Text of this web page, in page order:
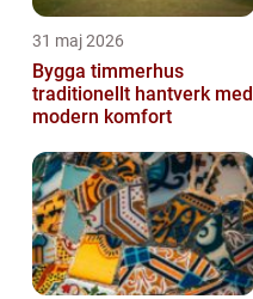
31 maj 2026
Bygga timmerhus
traditionellt hantverk med
modern komfort